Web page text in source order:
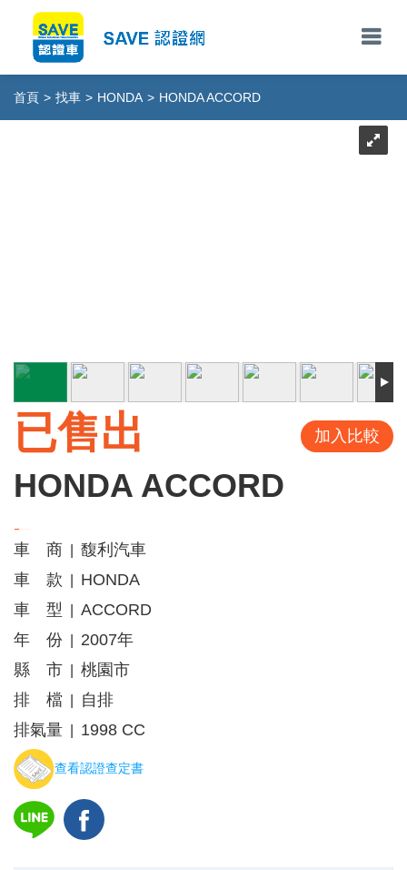
首頁 > 找車 > HONDA > HONDA ACCORD
已售出 加入比較
HONDA ACCORD
車 商
馥利汽車
車 款
HONDA
車 型
ACCORD
年 份
2007年
縣 市
桃園市
排 檔
自排
排氣量
1998 CC
查看認證查定書